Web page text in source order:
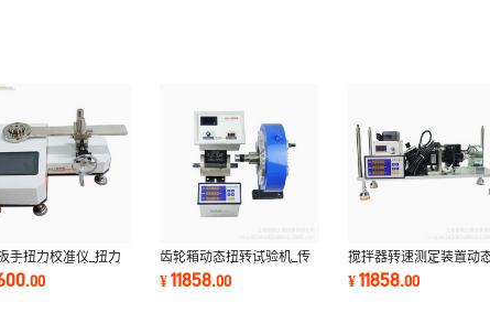
手扭力校准仪_扭力
试仪带信号输出_扳
测试仪
.00
齿轮箱动态扭转试验机_传
动轴动态扭力测试仪_电机
扭矩精准监测仪
¥11858.00
搅拌器转速测定装置动
拌机扭转矩测量仪高精
态扭矩测试仪
¥11858.00